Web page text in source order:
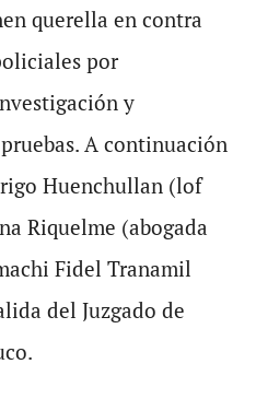
querella en contra
por
y
A continuación
Huenchullan (lof
Riquelme (abogada
Fidel Tranamil
del Juzgado de